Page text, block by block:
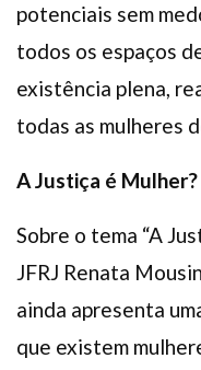
potenciais sem
todos os espaços
existência plena,
todas as mulheres
A Justiça é Mulher?
Sobre o tema “A
JFRJ Renata
ainda apresenta
que existem